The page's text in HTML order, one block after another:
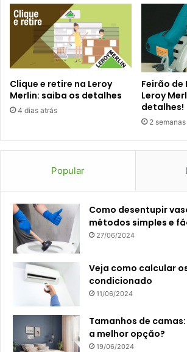
Clique e retire na Leroy
Merlin: saiba os detalhes
4 dias atrás
Feirão de
Leroy
detalhes!
2
Popular
Como desentupir
métodos simples e
27/06/2024
Veja como calcular
condicionado
11/06/2024
Tamanhos de
a melhor opção?
19/06/2024